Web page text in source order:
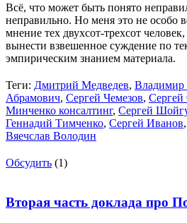
Всё, что может быть понято
неправильно. Но меня это не особо
мнение тех двухсот-трехсот
вынести взвешенное суждение по
эмпирическим знанием материала.
Теги: Дмитрий Медведев, Владимир
Абрамович, Сергей Чемезов, Сергей
Минченко консалтинг, Сергей
Геннадий Тимченко, Сергей Иванов,
Вяечслав Володин
Обсудить (1)
Вторая часть доклада про